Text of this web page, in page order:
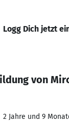
Logg Dich jetzt
von
2 Jahre und 9